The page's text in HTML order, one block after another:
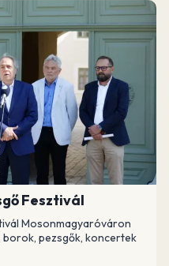
Fesztivál
Mosonmagyaróváron
borok, pezsgők, koncertek